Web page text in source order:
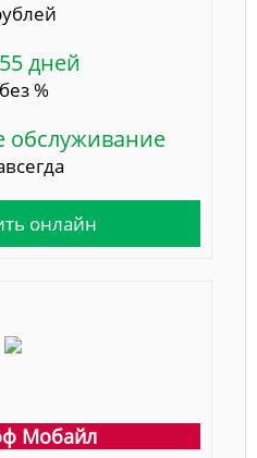
дней
без %
обслуживание
онлайн
Мобайл